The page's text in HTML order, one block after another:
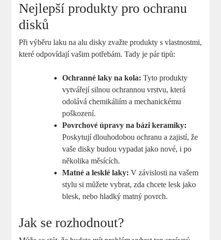
Nejlepší produkty pro ochranu
disků
Při výběru laku na alu disky zvažte produkty s vlastnostmi,
které odpovídají vašim potřebám. Tady je pár tipů:
Ochranné laky na kola: Tyto produkty
vytvářejí silnou ochrannou vrstvu, která
odolává chemikáliím a mechanickému
poškození.
Povrchové úpravy na bázi keramiky:
Poskytují dlouhodobou ochranu a zajistí, že
vaše disky budou vypadat jako nové, i po
několika měsících.
Matné a lesklé laky: V závislosti na vašem
stylu si můžete vybrat, zda chcete lesk jako
blesk, nebo hladký matný povrch.
Jak se rozhodnout?